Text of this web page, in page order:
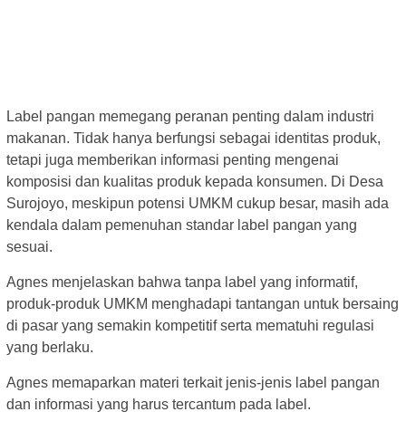
Label pangan memegang peranan penting dalam industri
makanan. Tidak hanya berfungsi sebagai identitas produk,
tetapi juga memberikan informasi penting mengenai
komposisi dan kualitas produk kepada konsumen. Di Desa
Surojoyo, meskipun potensi UMKM cukup besar, masih ada
kendala dalam pemenuhan standar label pangan yang
sesuai.
Agnes menjelaskan bahwa tanpa label yang informatif,
produk-produk UMKM menghadapi tantangan untuk bersaing
di pasar yang semakin kompetitif serta mematuhi regulasi
yang berlaku.
Agnes memaparkan materi terkait jenis-jenis label pangan
dan informasi yang harus tercantum pada label.